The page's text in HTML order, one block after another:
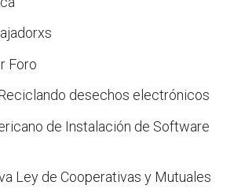
Foro
desechos electrónicos
de Instalación de Software
Ley de Cooperativas y Mutuales